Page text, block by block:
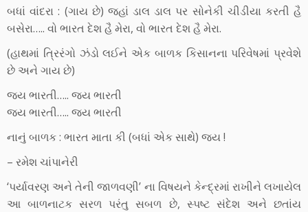
બધાં વાંદરા : (ગાય છે) જહાં ડાલ ડાલ પર સોનેકી ચીડીયા કરતી હૈ
બસેરા….. વો ભારત દેશ હૈ મેરા, વો ભારત દેશ હૈ મેરા.
(હાથમાં ત્રિરંગો ઝંડો લઈને એક બાળક કિસાનના પરિવેષમાં પ્રવેશે
છે અને ગાય છે)
જય ભારતી….. જય ભારતી
જય ભારતી….. જય ભારતી
નાનું બાળક : ભારત માતા કી (બધાં એક સાથે) જય !
– રમેશ ચાંપાનેરી
‘પર્યાવરણ અને તેની જાળવણી’ ના વિષયને કેન્દ્રમાં રાખીને લખાયેલ
આ બાળનાટક સરળ પરંતુ સબળ છે, સ્પષ્ટ સંદેશ અને છતાંય